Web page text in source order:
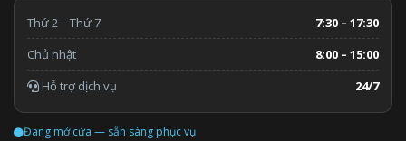
Thứ 2 – Thứ 7
7:30 – 17:30
Chủ nhật
8:00 – 15:00
Hỗ trợ dịch vụ
24/7
Đang mở cửa — sẵn sàng phục vụ